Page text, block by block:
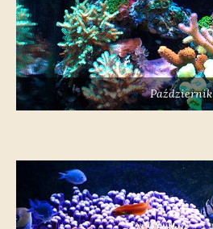
Październik